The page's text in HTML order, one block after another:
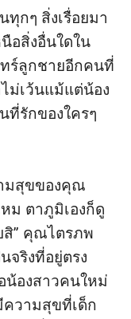
กๆ สิ่งเรื่อยมา
อสิ่งอื่นใดใน
ร์ลูกชายอีกคนที่
ม่เว้นแม้แต่น้อง
ที่รักของใครๆ
สุขของคุณ
ม ตาภูมิเองก็ดู
” คุณไตรภพ
จริงที่อยู่ตรง
น้องสาวคนใหม่
ความสุขที่เด็ก